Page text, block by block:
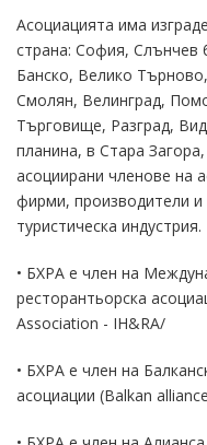
Асоциацията има
страна: София, Слънчев
Банско, Велико
Смолян, Велинград,
Търговище, Разград,
планина, в Стара
асоциирани членове на
фирми, производители и
туристическа индустрия.
• БХРА e член на
ресторантьорска
Association - IH&RA/
• БХРА е член на
асоциации (Balkan